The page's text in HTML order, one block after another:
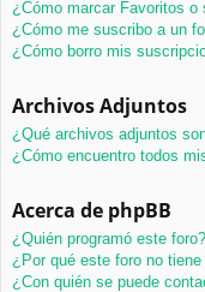
¿Cómo marcar Favoritos
¿Cómo me suscribo a un
¿Cómo borro mis
Archivos Adjuntos
¿Qué archivos adjuntos
¿Cómo encuentro todos
Acerca de phpBB
¿Quién programó este foro?
¿Por qué este foro no
¿Con quién se puede